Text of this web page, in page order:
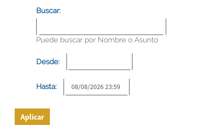
Buscar:
Puede buscar por Nombre o Asunto
Desde:
Hasta:
Aplicar